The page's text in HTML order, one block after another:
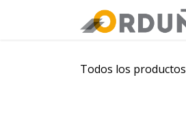
Todos los productos